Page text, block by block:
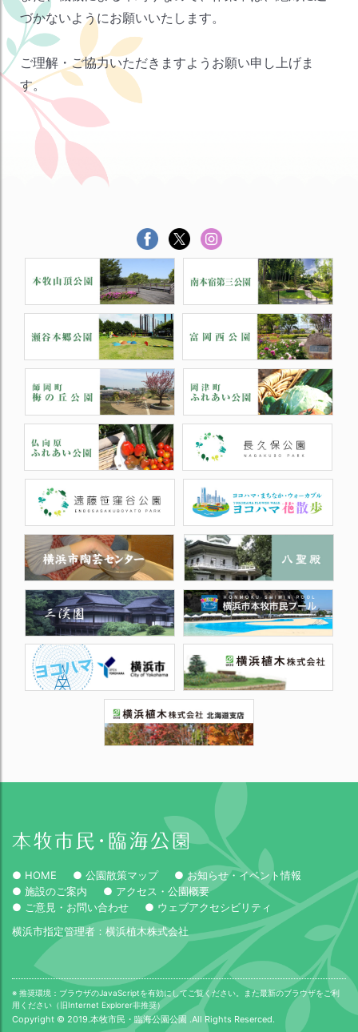
づかないようにお願いいたします。
ご理解・ご協力いただきますようお願い申し上げま
す。
● HOME ● 公園散策マップ
● お知らせ・イベント情報
● 施設のご案内
● アクセス・公園概要
● ご意見・お問い合わせ
● ウェブアクセシビリティ
横浜市指定管理者：横浜植木株式会社
※ 推奨環境：ブラウザのJavaScriptを有効にしてご覧ください。また最新のブラウザをご利
用ください（旧Internet Explorer非推奨）
Copyright © 2019.本牧市民・臨海公園公園 .All Rights Reserced.